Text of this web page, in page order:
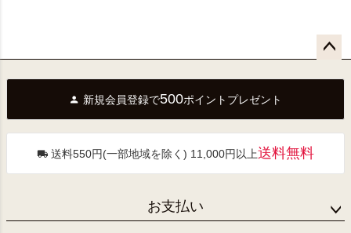
へ
新規会員登録で500ポイントプレゼント
送料550円(一部地域を除く) 11,000円以上送料無料
お支払い